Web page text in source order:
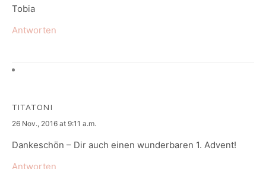
Tobia
Antworten
TITATONI
says:
26 Nov., 2016 at 9:11 a.m.
Dankeschön – Dir auch einen wunderbaren 1. Advent!
Antworten